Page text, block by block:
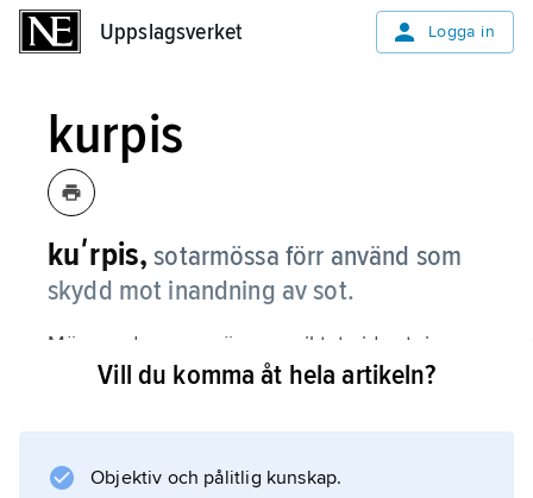
Uppslagsverket Logga in
kurpis
kuʹrpis, sotarmössa förr använd som
skydd mot inandning av sot.
Mössan drogs ner över ansiktet vid sotning
nere i skorstenar. Trots nya sotningsmetoder
Vill du komma åt hela artikeln?
Objektiv och pålitlig kunskap.